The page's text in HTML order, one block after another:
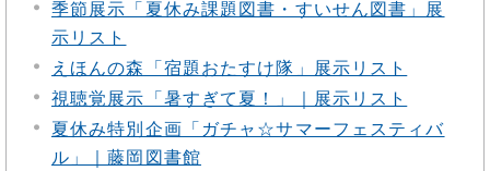
季節展示「夏休み課題図書・すいせん図書」展
示リスト
えほんの森「宿題おたすけ隊」展示リスト
視聴覚展示「暑すぎて夏！」｜展示リスト
夏休み特別企画「ガチャ☆サマーフェスティバ
ル」｜藤岡図書館